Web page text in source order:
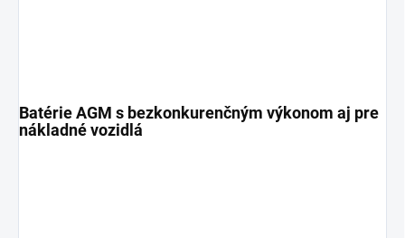
Batérie AGM s bezkonkurenčným výkonom aj pre
nákladné vozidlá